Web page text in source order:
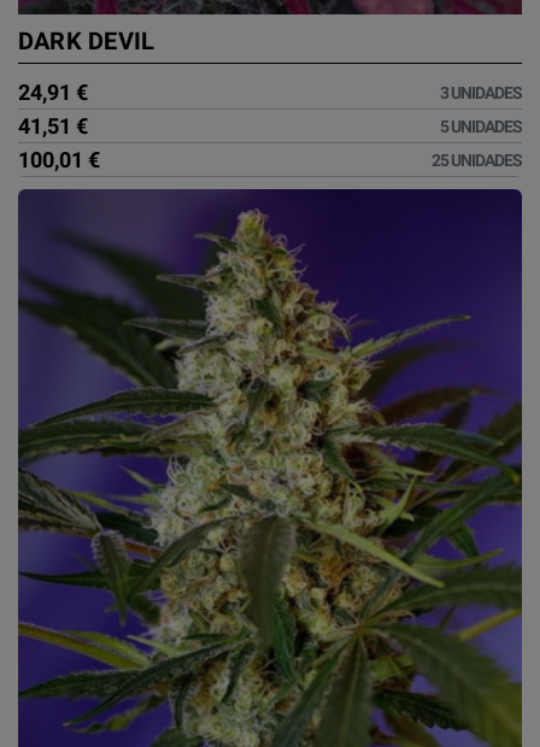
DARK DEVIL
24,91 € 3 UNIDADES
41,51 € 5 UNIDADES
100,01 € 25 UNIDADES